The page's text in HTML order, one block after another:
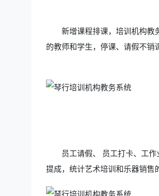
新增课程排课，培训机构教
的教师和学生，停课、请假不销
员工请假、 员工打卡、工
提成，统计艺术培训和乐器销售